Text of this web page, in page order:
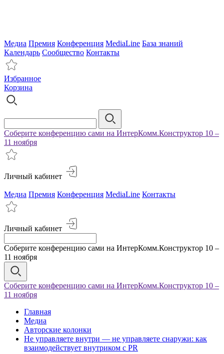
Медиа Премия Конференция MediaLine База знаний
Календарь Сообщество Контакты
Избранное
Корзина
Соберите конференцию сами на ИнтерКомм.Конструктор 10 –
11 ноября
Личный кабинет
Медиа Премия Конференция MediaLine Контакты
Личный кабинет
Соберите конференцию сами на ИнтерКомм.Конструктор 10 –
11 ноября
Соберите конференцию сами на ИнтерКомм.Конструктор 10 –
11 ноября
Главная
Медиа
Авторские колонки
Не управляете внутри — не управляете снаружи: как
взаимодействует внутриком с PR